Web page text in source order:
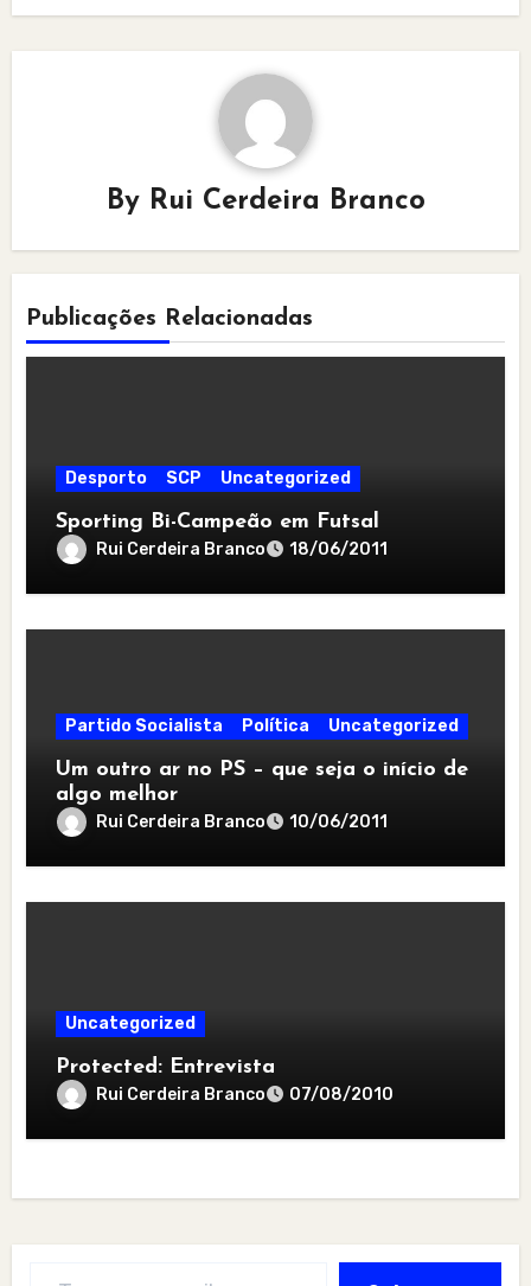
By Rui Cerdeira Branco
Publicações Relacionadas
Desporto SCP Uncategorized
Sporting Bi-Campeão em Futsal
Rui Cerdeira Branco 18/06/2011
Partido Socialista Política Uncategorized
Um outro ar no PS – que seja o início de
algo melhor
Rui Cerdeira Branco 10/06/2011
Uncategorized
Protected: Entrevista
Rui Cerdeira Branco 07/08/2010